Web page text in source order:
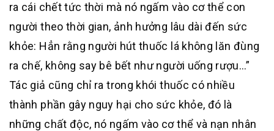
ra cái chết tức thời mà nó ngấm vào cơ thể con
người theo thời gian, ảnh hưởng lâu dài đến sức
khỏe: Hẳn rằng người hút thuốc lá không lăn đùng
ra chế, không say bê bết như người uống rượu…”
Tác giả cũng chỉ ra trong khói thuốc có nhiều
thành phần gây nguy hại cho sức khỏe, đó là
những chất độc, nó ngấm vào cơ thể và nạn nhân